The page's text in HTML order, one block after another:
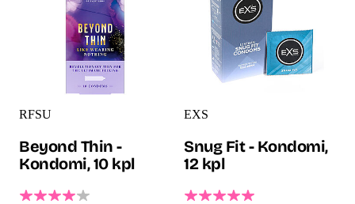
RFSU
Beyond Thin -
Kondomi, 10 kpl
EXS
Snug Fit - Kondomi,
12 kpl